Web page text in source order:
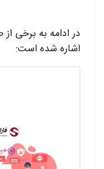
در ادامه به برخی
اشاره شده است: